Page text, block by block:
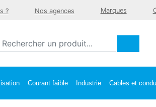
? Nos agences Marques
Courant faible Industrie Cables et